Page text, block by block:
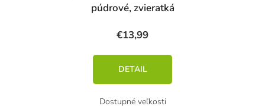
púdrové, zvieratká
€13,99
DETAIL